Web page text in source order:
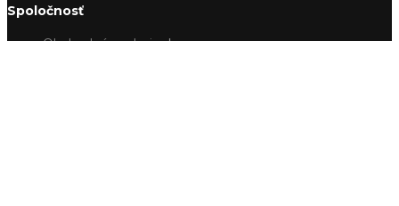
Spoločnosť
Obchodné podmienky